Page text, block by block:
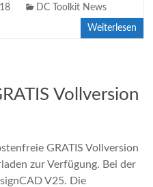
DC Toolkit News
Weiterlesen
Vollversion
GRATIS Vollversion
zur Verfügung. Bei der
V25. Die